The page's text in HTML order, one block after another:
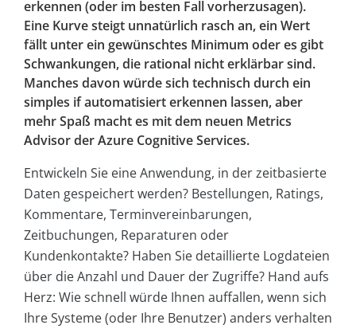
erkennen (oder im besten Fall vorherzusagen).
Eine Kurve steigt unnatürlich rasch an, ein Wert
fällt unter ein gewünschtes Minimum oder es gibt
Schwankungen, die rational nicht erklärbar sind.
Manches davon würde sich technisch durch ein
simples if automatisiert erkennen lassen, aber
mehr Spaß macht es mit dem neuen Metrics
Advisor der Azure Cognitive Services.
Entwickeln Sie eine Anwendung, in der zeitbasierte
Daten gespeichert werden? Bestellungen, Ratings,
Kommentare, Terminvereinbarungen,
Zeitbuchungen, Reparaturen oder
Kundenkontakte? Haben Sie detaillierte Logdateien
über die Anzahl und Dauer der Zugriffe? Hand aufs
Herz: Wie schnell würde Ihnen auffallen, wenn sich
Ihre Systeme (oder Ihre Benutzer) anders verhalten